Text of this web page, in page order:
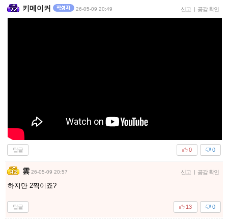
키메이커 26-05-09 20:49 신고 | 공감 확인
답글 0
0
雲 26-05-09 20:57 신고 | 공감 확인
하지만 2찍이죠?
답글 0
13